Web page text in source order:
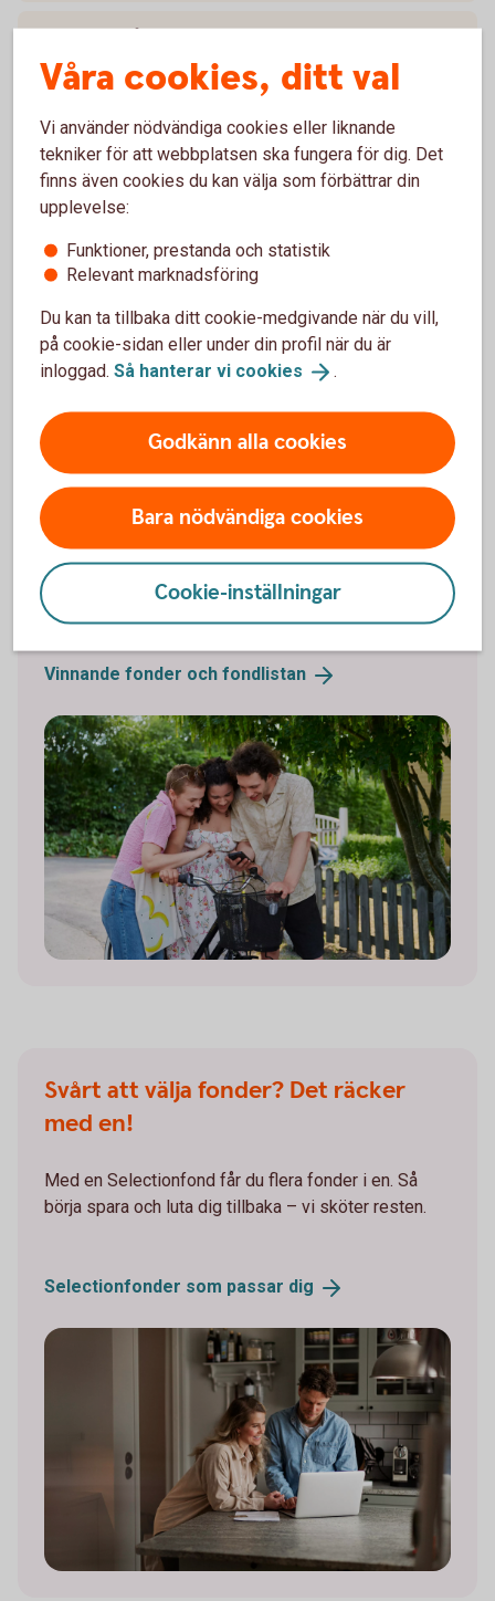
Jag har fått information om att mitt ISK delas
upp i två konton, vad innebär det?
Jag har fått ändrade villkor, vad innebär det?
Riskinformation
Investeringar innebär en risk. Fonder kan öka och minska
kraftigt i värde. Faktablad och informationsbroschyr
Du kanske också är intresserad av
Fonder med bäst avkastning
Vill du veta vilka fonder som presterar bäst över tid?
Vi guidar dig till vinnarna.
Vinnande fonder och fondlistan
Svårt att välja fonder? Det räcker
med en!
Med en Selectionfond får du flera fonder i en. Så
börja spara och luta dig tillbaka – vi sköter resten.
Selectionfonder som passar dig
Våra cookies, ditt val
Vi använder nödvändiga cookies eller liknande
tekniker för att webbplatsen ska fungera för dig. Det
finns även cookies du kan välja som förbättrar din
upplevelse:
Funktioner, prestanda och statistik
Relevant marknadsföring
Du kan ta tillbaka ditt cookie-medgivande när du vill,
på cookie-sidan eller under din profil när du är
inloggad. Så hanterar vi cookies .
Godkänn alla cookies
Bara nödvändiga cookies
Cookie-inställningar